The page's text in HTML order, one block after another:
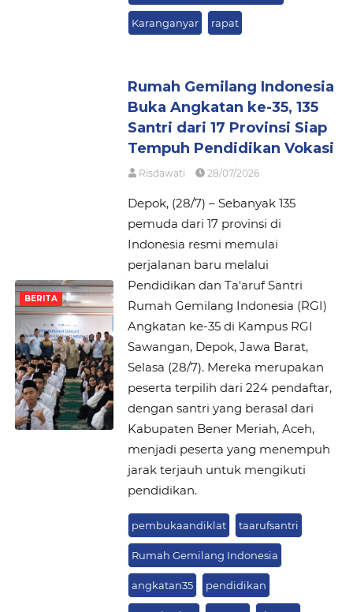
Karanganyar rapat
BERITA
Rumah Gemilang Indonesia
Buka Angkatan ke-35, 135
Santri dari 17 Provinsi Siap
Tempuh Pendidikan Vokasi
Risdawati 28/07/2026
Depok, (28/7) – Sebanyak 135
pemuda dari 17 provinsi di
Indonesia resmi memulai
perjalanan baru melalui
Pendidikan dan Ta'aruf Santri
Rumah Gemilang Indonesia (RGI)
Angkatan ke-35 di Kampus RGI
Sawangan, Depok, Jawa Barat,
Selasa (28/7). Mereka merupakan
peserta terpilih dari 224 pendaftar,
dengan santri yang berasal dari
Kabupaten Bener Meriah, Aceh,
menjadi peserta yang menempuh
jarak terjauh untuk mengikuti
pendidikan.
pembukaandiklat taarufsantri
Rumah Gemilang Indonesia
angkatan35 pendidikan